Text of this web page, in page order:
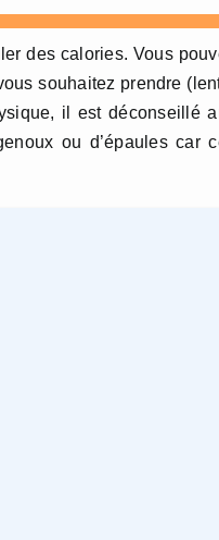
des calories. Vous
souhaitez prendre
il est déconseillé
ou d’épaules car